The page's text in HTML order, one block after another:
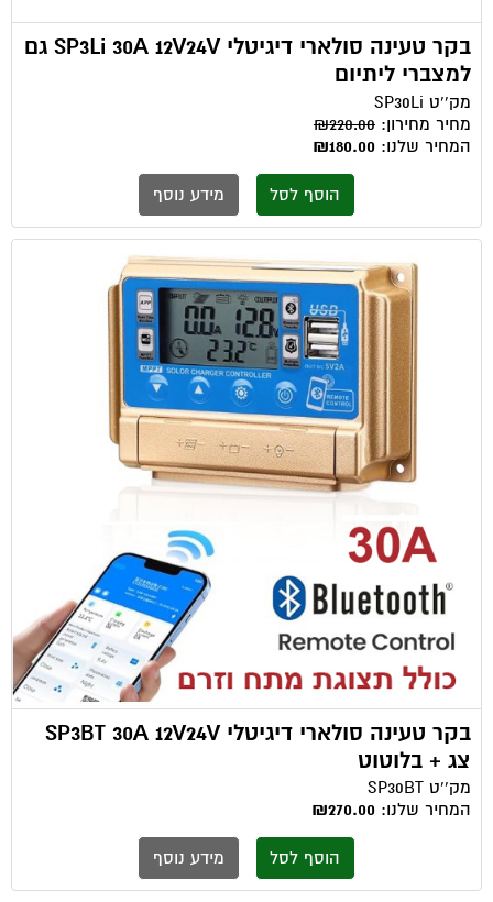
בקר טעינה סולארי דיגיטלי SP3Li 30A 12V24V גם
למצברי ליתיום
מק''ט SP30Li
מחיר מחירון: ₪220.00
המחיר שלנו: ₪180.00
הוסף לסל מידע נוסף
בקר טעינה סולארי דיגיטלי SP3BT 30A 12V24V
צג + בלוטוט
מק''ט SP30BT
המחיר שלנו: ₪270.00
הוסף לסל מידע נוסף